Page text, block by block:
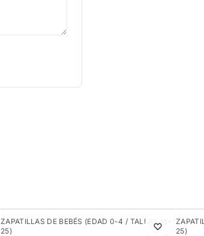
-17%
ZAPATILLAS DE BEBÉS (EDAD 0-4 / TALLAS 18-
25)
-10%
25)